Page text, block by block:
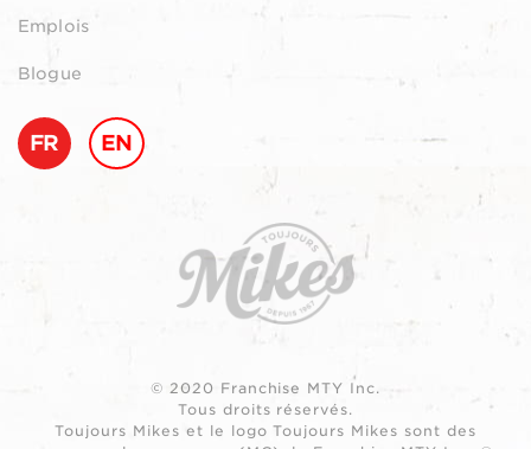
Emplois
Blogue
FR EN
© 2020 Franchise MTY Inc.
Tous droits réservés.
Toujours Mikes et le logo Toujours Mikes sont des